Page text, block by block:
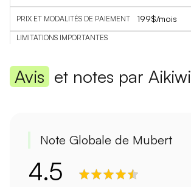
199$/mois
Avis et notes par Aikiwi
Note Globale de Mubert
4.5